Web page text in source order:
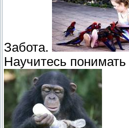
Забота.
Научитесь